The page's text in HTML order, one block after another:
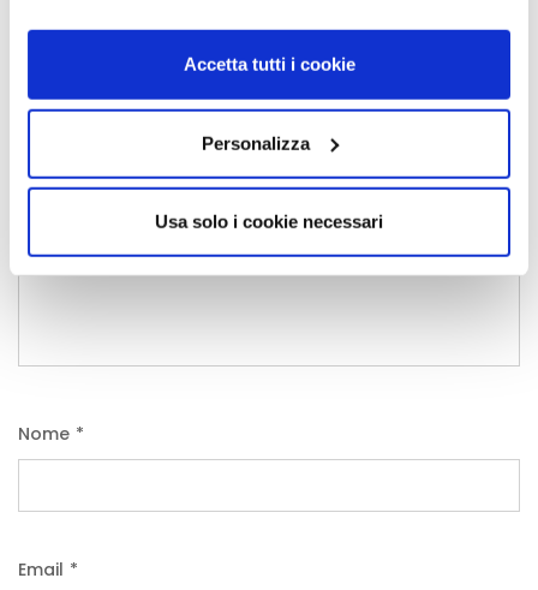
Accetta tutti i cookie
Personalizza
Usa solo i cookie necessari
Nome *
Email *